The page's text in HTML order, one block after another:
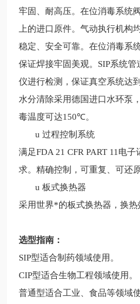
牢固、耐高压。在位消毒系统
上的进口原件。气动执行机构
稳定、安全可靠。在位消毒系
保证焊接牢固美观。SIP系统管
仪进行检测，保证真空系统达
水分清除采用德国进口水环泵
毒温度可达150℃。
u 过程控制系统
满足FDA 21 CFR PART 11电
求。精确控制，可重复、可还原
u 板式换热器
采用世界*的板式换热器，换热
选型指南：
SIP型适合制药领域使用。
CIP型适合生物工程领域使用。
普通型适合工业、食品等领域